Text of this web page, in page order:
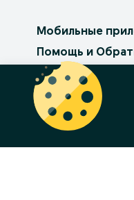
Мобильные
Помощь и
Платные услуги
Бизнес на OLX
Условия